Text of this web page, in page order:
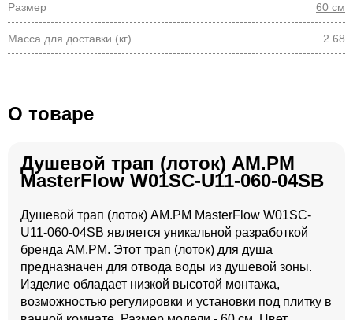
Размер 60 см
Масса для доставки (кг) 2.68
О товаре
Душевой трап (лоток) AM.PM
MasterFlow W01SC-U11-060-04SB
Душевой трап (лоток) AM.PM MasterFlow W01SC-
U11-060-04SB является уникальной разработкой
бренда AM.PM. Этот трап (лоток) для душа
предназначен для отвода воды из душевой зоны.
Изделие обладает низкой высотой монтажа,
возможностью регулировки и установки под плитку в